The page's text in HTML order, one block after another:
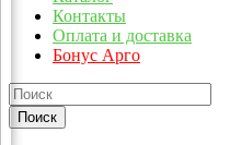
Контакты
Оплата и доставка
Бонус Арго